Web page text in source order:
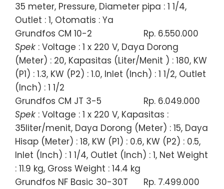
35 meter, Pressure, Diameter pipa : 1 1/4,
Outlet : 1, Otomatis : Ya
Grundfos CM 10-2
Rp. 6.550.000
Spek : Voltage : 1 x 220 V, Daya Dorong
(Meter) : 20, Kapasitas (Liter/Menit ) : 180, KW
(P1) : 1.3, KW (P2) : 1.0, Inlet (Inch) : 1 1/2, Outlet
(Inch) : 1 1/2
Grundfos CM JT 3-5
Rp. 6.049.000
Spek : Voltage : 1 x 220 V, Kapasitas :
35liter/menit, Daya Dorong (Meter) : 15, Daya
Hisap (Meter) : 18, KW (P1) : 0.6, KW (P2) : 0.5,
Inlet (Inch) : 1 1/4, Outlet (Inch) : 1, Net Weight
: 11.9 kg, Gross Weight : 14.4 kg
Grundfos NF Basic 30-30T
Rp. 7.499.000